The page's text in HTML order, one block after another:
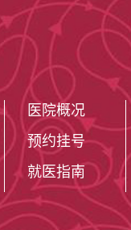
医院概况
预约挂号
就医指南